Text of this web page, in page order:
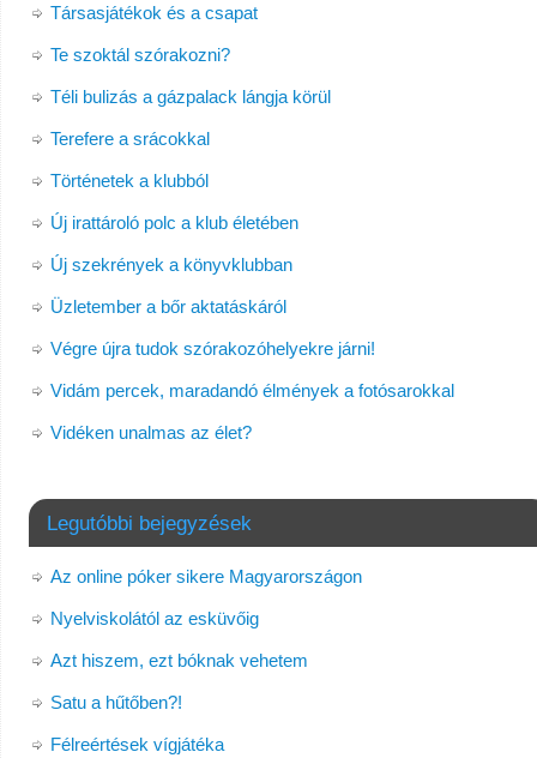
Társasjátékok és a csapat
Te szoktál szórakozni?
Téli bulizás a gázpalack lángja körül
Terefere a srácokkal
Történetek a klubból
Új irattároló polc a klub életében
Új szekrények a könyvklubban
Üzletember a bőr aktatáskáról
Végre újra tudok szórakozóhelyekre járni!
Vidám percek, maradandó élmények a fotósarokkal
Vidéken unalmas az élet?
Legutóbbi bejegyzések
Az online póker sikere Magyarországon
Nyelviskolától az esküvőig
Azt hiszem, ezt bóknak vehetem
Satu a hűtőben?!
Félreértések vígjátéka